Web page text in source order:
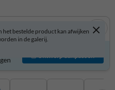
het bestelde product kan afwijken
in de galerij.
Ontwerp aanpassen